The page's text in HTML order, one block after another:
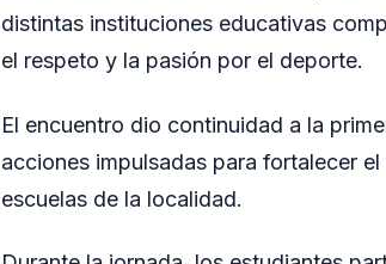
distintas instituciones educativas
el respeto y la pasión por el deporte.
El encuentro dio continuidad a la
acciones impulsadas para fortalecer
escuelas de la localidad.